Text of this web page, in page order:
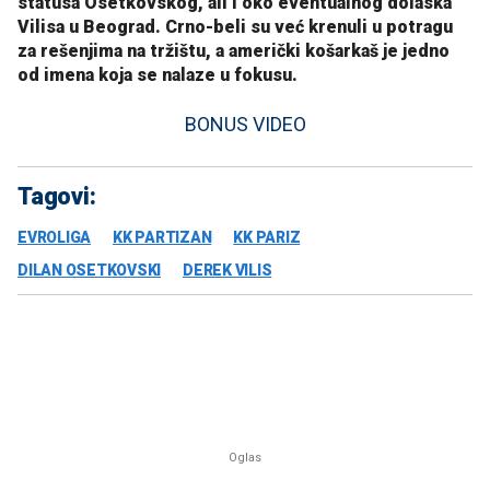
Vilisa u Beograd. Crno-beli su već krenuli u potragu
za rešenjima na tržištu, a američki košarkaš je jedno
od imena koja se nalaze u fokusu.
BONUS VIDEO
Tagovi:
EVROLIGA KK PARTIZAN
KK PARIZ
DILAN OSETKOVSKI
DEREK VILIS